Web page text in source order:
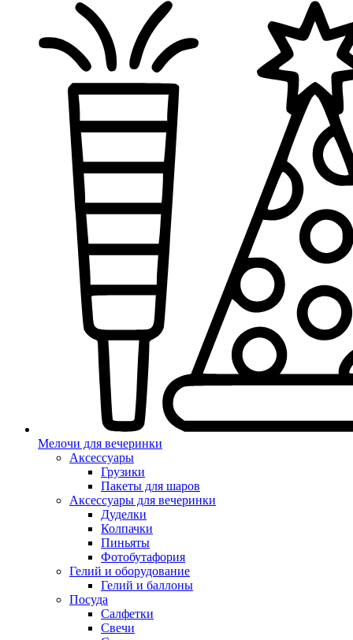
Мелочи для вечеринки
Аксессуары
Грузики
Пакеты для шаров
Аксессуары для вечеринки
Дуделки
Колпачки
Пиньяты
Фотобутафория
Гелий и оборудование
Гелий и баллоны
Посуда
Салфетки
Свечи